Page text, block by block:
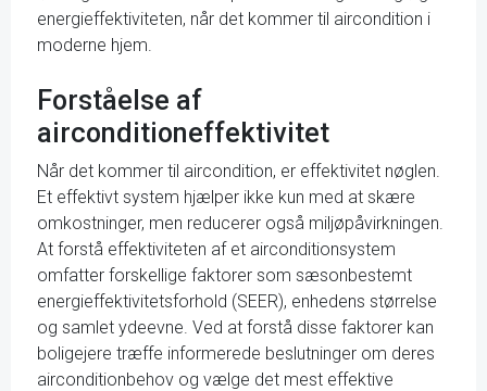
energieffektiviteten, når det kommer til aircondition i
moderne hjem.
Forståelse af
airconditioneffektivitet
Når det kommer til aircondition, er effektivitet nøglen.
Et effektivt system hjælper ikke kun med at skære
omkostninger, men reducerer også miljøpåvirkningen.
At forstå effektiviteten af et airconditionsystem
omfatter forskellige faktorer som sæsonbestemt
energieffektivitetsforhold (SEER), enhedens størrelse
og samlet ydeevne. Ved at forstå disse faktorer kan
boligejere træffe informerede beslutninger om deres
airconditionbehov og vælge det mest effektive